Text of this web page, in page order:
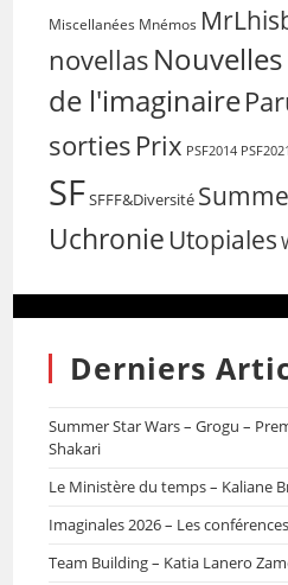
Miscellanées Mnémos
novellas
de l'imaginaire
sorties Prix PSF2014 PSF2021
SFSFFF&Diversité
Uchronie Utopiales
Derniers
Summer Star Wars – Grogu –
Shakari
Le Ministère du temps – Kaliane
Imaginales 2026 – Les
Team Building – Katia Lanero